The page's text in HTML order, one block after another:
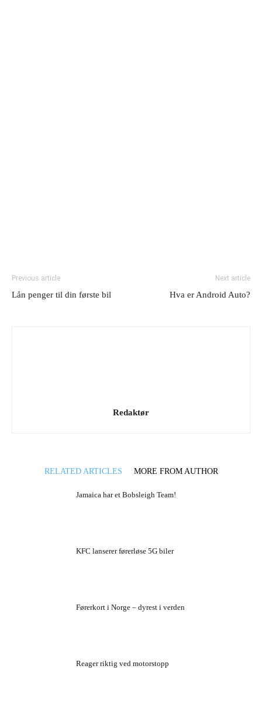
Previous article
Lån penger til din første bil
Next article
Hva er Android Auto?
Redaktør
RELATED ARTICLES MORE FROM AUTHOR
Jamaica har et Bobsleigh Team!
KFC lanserer førerløse 5G biler
Førerkort i Norge – dyrest i verden
Reager riktig ved motorstopp